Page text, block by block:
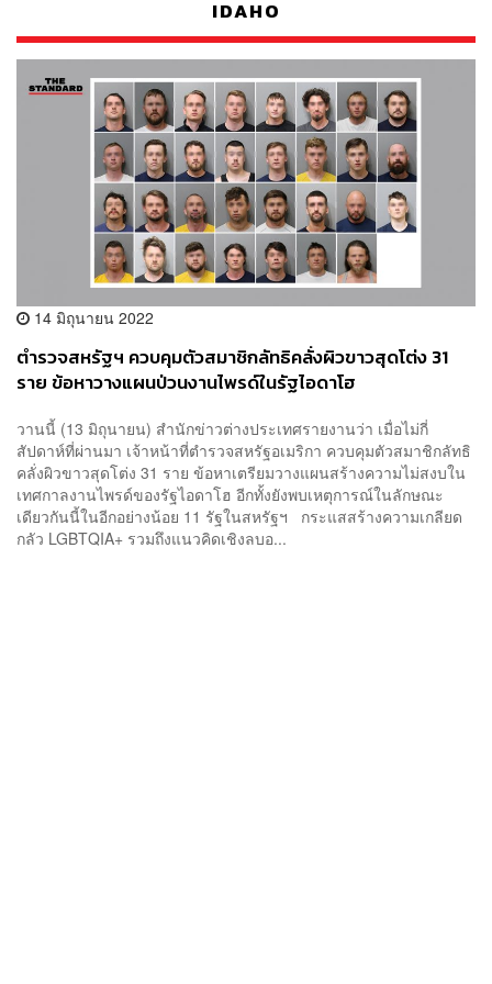
IDAHO
14 มิถุนายน 2022
ตำรวจสหรัฐฯ ควบคุมตัวสมาชิกลัทธิคลั่งผิวขาวสุดโต่ง 31
ราย ข้อหาวางแผนป่วนงานไพรด์ในรัฐไอดาโฮ
วานนี้ (13 มิถุนายน) สำนักข่าวต่างประเทศรายงานว่า เมื่อไม่กี่
สัปดาห์ที่ผ่านมา เจ้าหน้าที่ตำรวจสหรัฐอเมริกา ควบคุมตัวสมาชิกลัทธิ
คลั่งผิวขาวสุดโต่ง 31 ราย ข้อหาเตรียมวางแผนสร้างความไม่สงบใน
เทศกาลงานไพรด์ของรัฐไอดาโฮ อีกทั้งยังพบเหตุการณ์ในลักษณะ
เดียวกันนี้ในอีกอย่างน้อย 11 รัฐในสหรัฐฯ กระแสสร้างความเกลียด
กลัว LGBTQIA+ รวมถึงแนวคิดเชิงลบอ...